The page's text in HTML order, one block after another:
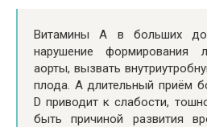
Витамины А в больших
нарушение формирования
аорты, вызвать
плода. А длительный приём
D приводит к слабости,
быть причиной развития